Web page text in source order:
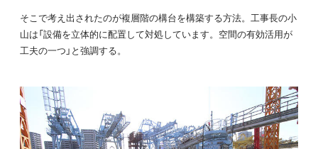
そこで考え出されたのが複層階の構台を構築する方法。工事長の小
山は「設備を立体的に配置して対処しています。空間の有効活用が
工夫の一つ」と強調する。